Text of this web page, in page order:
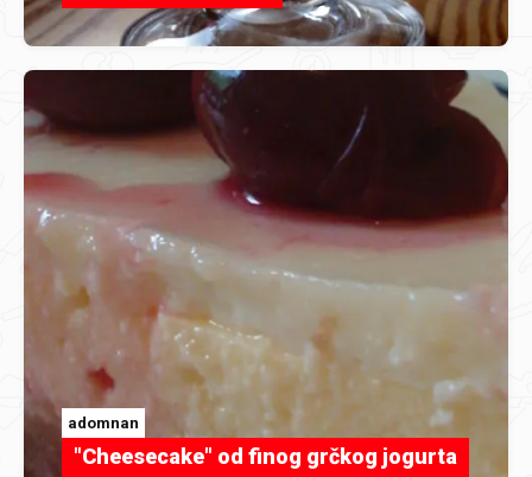
adomnan
"Cheesecake" od finog grčkog jogurta